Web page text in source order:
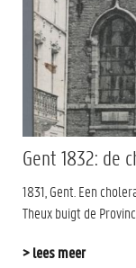
Gent 1832: de
1831, Gent. Een
Theux buigt de
> lees meer